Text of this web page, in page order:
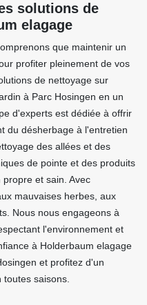
solutions de
elagage
que maintenir un
profiter pleinement de vos
de nettoyage sur
à Parc Hosingen en un
d'experts est dédiée à offrir
du désherbage à l'entretien
des allées et des
de pointe et des produits
et sain. Avec
mauvaises herbes, aux
Nous nous engageons à
l'environnement et
à Holderbaum elagage
et profitez d'un
toutes saisons.